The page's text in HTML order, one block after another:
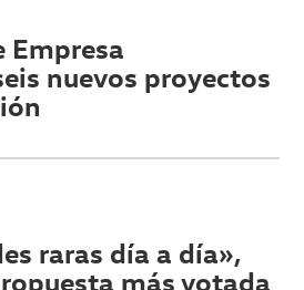
Empresa
nuevos proyectos
raras día a día»,
más votada